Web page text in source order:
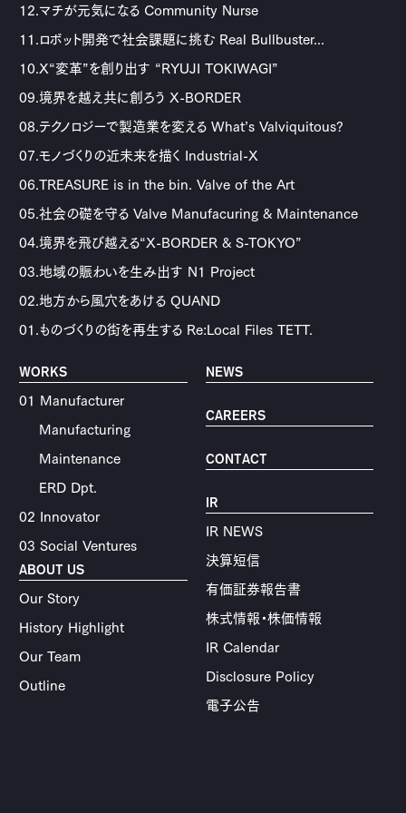
12.マチが元気になる Community Nurse
11.ロボット開発で社会課題に挑む Real Bullbuster...
10.X“変革”を創り出す “RYUJI TOKIWAGI”
09.境界を越え共に創ろう X-BORDER
08.テクノロジーで製造業を変える What’s Valviquitous?
07.モノづくりの近未来を描く Industrial-X
06.TREASURE is in the bin. Valve of the Art
05.社会の礎を守る Valve Manufacuring & Maintenance
04.境界を飛び越える“X-BORDER & S-TOKYO”
03.地域の賑わいを生み出す N1 Project
02.地方から風穴をあける QUAND
01.ものづくりの街を再生する Re:Local Files TETT.
WORKS
01 Manufacturer
Manufacturing
Maintenance
ERD Dpt.
02 Innovator
03 Social Ventures
ABOUT US
Our Story
History Highlight
Our Team
Outline
NEWS
CAREERS
CONTACT
IR
IR NEWS
決算短信
有価証券報告書
株式情報・株価情報
IR Calendar
Disclosure Policy
電子公告